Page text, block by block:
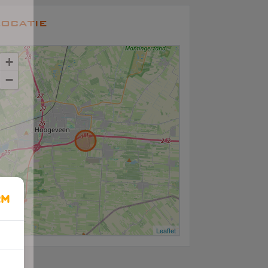
+
−
Leaflet